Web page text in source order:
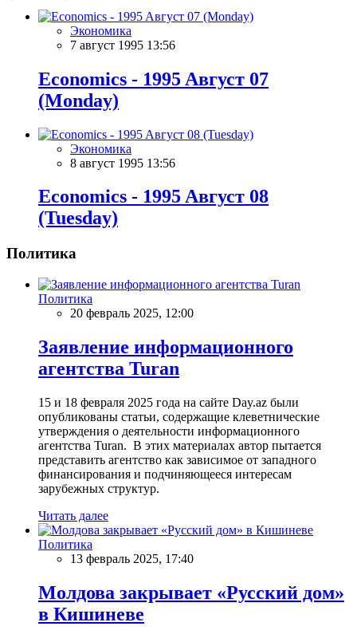
Экономика
7 август 1995 13:56
Economics - 1995 Aвгуст 07
(Monday)
Экономика
8 август 1995 13:56
Economics - 1995 Aвгуст 08
(Tuesday)
Политика
Политика
20 февраль 2025, 12:00
Заявление информационного
агентства Turan
15 и 18 февраля 2025 года на сайте Day.az были
опубликованы статьи, содержащие клеветнические
утверждения о деятельности информационного
агентства Turan. В этих материалах автор пытается
представить агентство как зависимое от западного
финансирования и подчиняющееся интересам
зарубежных структур.
Читать далее
Политика
13 февраль 2025, 17:40
Молдова закрывает «Русский дом»
в Кишиневе